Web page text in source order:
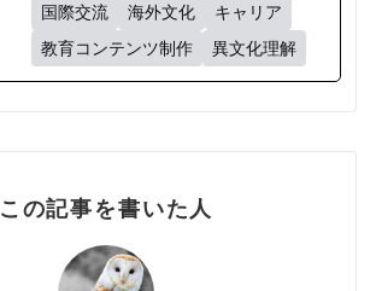
国際交流
海外文化
キャリア
教育コンテンツ制作
異文化理解
この記事を書いた人